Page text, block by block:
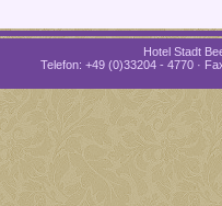
Hotel Stadt
Telefon: +49 (0)33204 - 4770 ·